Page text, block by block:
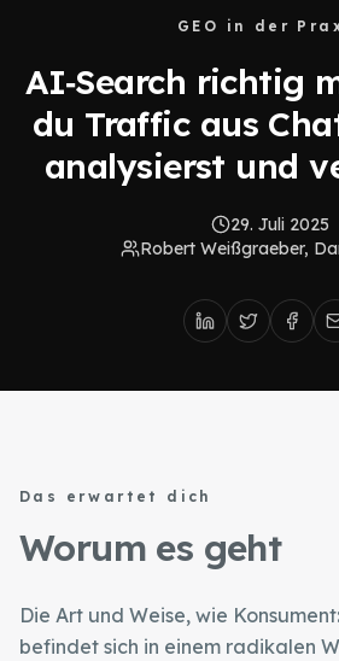
GEO in der
AI‑Search richtig
du Traffic aus
analysierst und
29. Juli 2025
Robert Weißgraeber,
Das erwartet dich
Worum es geht
Die Art und Weise, wie
befindet sich in einem radikalen